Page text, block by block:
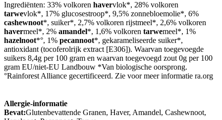
Ingrediënten: 33% volkoren havervlok*, 28% volkoren
tarwevlok*, 17% glucosestroop*, 9,5% zonnebloemolie*, 6%
cashewnoot*, suiker*, 2,7% volkoren rijstmeel*, 2,6% volkoren
havermeel*, 2% amandel*, 1,6% volkoren tarwemeel*, 1%
hazelnoot*°, 1% pecannoot*, gekarameliseerde suiker*,
antioxidant (tocoferolrijk extract [E306]). Waarvan toegevoegde
suikers 8,4g per 100 gram en waarvan toegevoegd zout 0g per 100
gram EU/niet-EU Landbouw *Van biologische oorsprong.
°Rainforest Alliance gecertificeerd. Zie voor meer informatie ra.org
Allergie-informatie
Bevat:Glutenbevattende Granen, Haver, Amandel, Cashewnoot,